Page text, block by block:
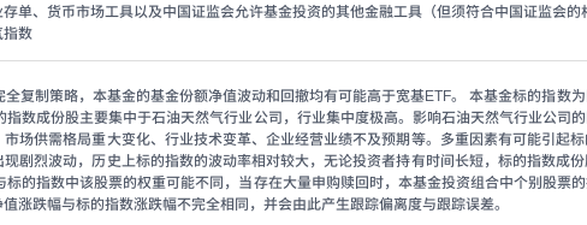
单、货币市场工具以及中国证监会允许基金投资的其他金融工具（但须符合中国证监会
指数
复制策略，本基金的基金份额净值波动和回撤均有可能高于宽基ETF。 本基金标的指数
数成份股主要集中于石油天然气行业公司，行业集中度极高。影响石油天然气行业公司
场供需格局重大变化、行业技术变革、企业经营业绩不及预期等。多重因素有可能引起
剧烈波动，历史上标的指数的波动率相对较大，无论投资者持有时间长短，标的指数成
的指数中该股票的权重可能不同，当存在大量申购赎回时，本基金投资组合中个别股票
涨跌幅与标的指数涨跌幅不完全相同，并会由此产生跟踪偏离度与跟踪误差。